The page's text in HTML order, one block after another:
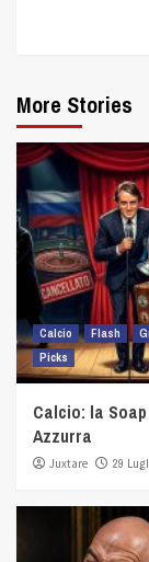
More Stories
Calcio Flash
Picks
Calcio: la
Azzurra
Juxtare 29